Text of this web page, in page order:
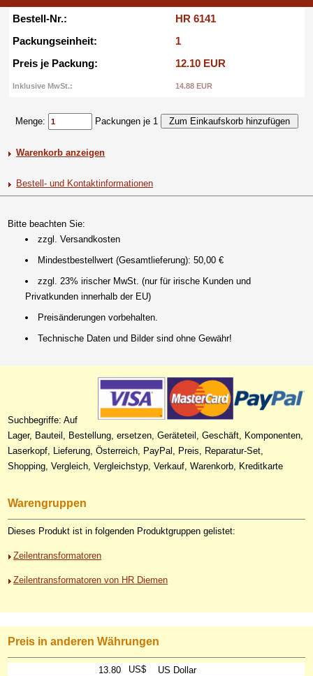
Bestell-Nr.:
HR 6141
Packungseinheit:
1
Preis je Packung:
12.10 EUR
Inklusive MwSt.: 14.88 EUR
Menge: Packungen je 1
Warenkorb anzeigen
Bestell- und Kontaktinformationen
Bitte beachten Sie:
zzgl. Versandkosten
Mindestbestellwert (Gesamtlieferung): 50,00 €
zzgl. 23% irischer MwSt. (nur für irische Kunden und
Privatkunden innerhalb der EU)
Preisänderungen vorbehalten.
Technische Daten und Bilder sind ohne Gewähr!
Suchbegriffe: Auf
Lager, Bauteil, Bestellung, ersetzen, Geräteteil, Geschäft, Komponenten,
Laserkopf, Lieferung, Österreich, PayPal, Preis, Reparatur-Set,
Shopping, Vergleich, Vergleichstyp, Verkauf, Warenkorb, Kreditkarte
Warengruppen
Dieses Produkt ist in folgenden Produktgruppen gelistet:
Zeilentransformatoren
Zeilentransformatoren von HR Diemen
Preis in anderen Währungen
13.80 US$
US Dollar